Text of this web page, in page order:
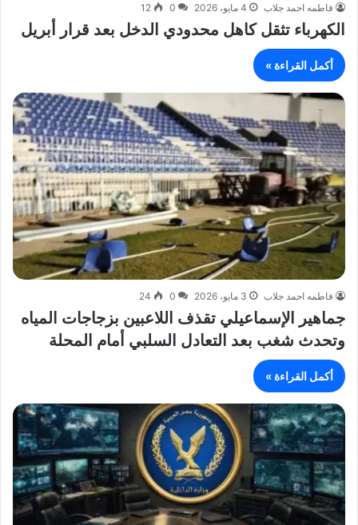
فاطمه احمد جلاب 4 مايو، 2026 0
12
الكهرباء تثقل كاهل محدودي الدخل بعد قرار أبريل
أكمل القراءة »
فاطمه احمد جلاب 3 مايو، 2026 0
24
جماهير الإسماعيلي تقذف اللاعبين بزجاجات المياه
وتحدث شغب بعد التعادل السلبي أمام المحلة
أكمل القراءة »